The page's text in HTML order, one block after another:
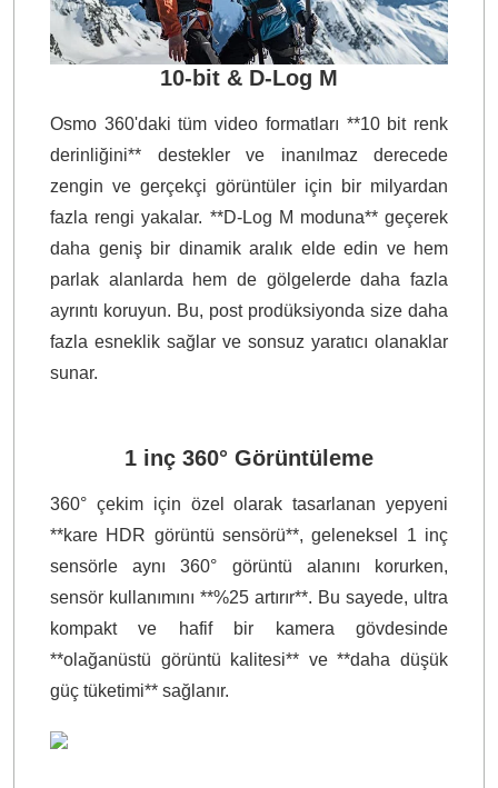
10-bit & D-Log M
Osmo 360'daki tüm video formatları **10 bit renk
derinliğini** destekler ve inanılmaz derecede
zengin ve gerçekçi görüntüler için bir milyardan
fazla rengi yakalar. **D-Log M moduna** geçerek
daha geniş bir dinamik aralık elde edin ve hem
parlak alanlarda hem de gölgelerde daha fazla
ayrıntı koruyun. Bu, post prodüksiyonda size daha
fazla esneklik sağlar ve sonsuz yaratıcı olanaklar
sunar.
1 inç 360° Görüntüleme
360° çekim için özel olarak tasarlanan yepyeni
**kare HDR görüntü sensörü**, geleneksel 1 inç
sensörle aynı 360° görüntü alanını korurken,
sensör kullanımını **%25 artırır**. Bu sayede, ultra
kompakt ve hafif bir kamera gövdesinde
**olağanüstü görüntü kalitesi** ve **daha düşük
güç tüketimi** sağlanır.